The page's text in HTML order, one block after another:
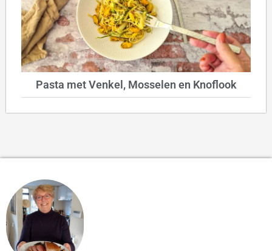
Pasta met Venkel, Mosselen en Knoflook